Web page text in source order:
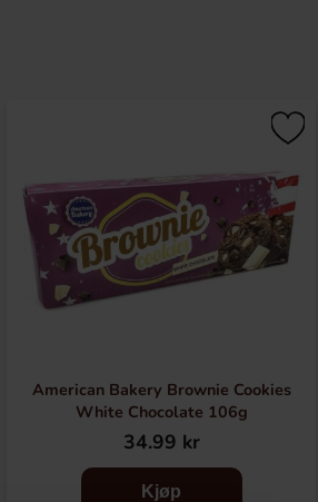
American Bakery Brownie Cookies
White Chocolate 106g
34.99 kr
Kjøp